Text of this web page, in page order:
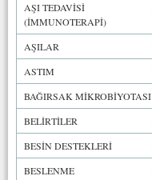
AŞI TEDAVİSİ
(İMMUNOTERAPİ)
AŞILAR
ASTIM
BAĞIRSAK MİKROBİYOTASI
BELİRTİLER
BESİN DESTEKLERİ
BESLENME